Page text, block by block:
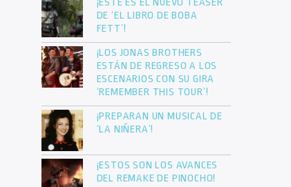
¡ESTE ES EL NUEVO TEASER
DE ‘EL LIBRO DE BOBA
FETT’!
¡LOS JONAS BROTHERS
ESTÁN DE REGRESO A LOS
ESCENARIOS CON SU GIRA
‘REMEMBER THIS TOUR’!
¡PREPARAN UN MUSICAL DE
‘LA NIÑERA’!
¡ESTOS SON LOS AVANCES
DEL REMAKE DE PINOCHO!